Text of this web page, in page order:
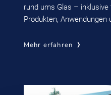
rund ums Glas –
Produkten, Anwendungen
Mehr erfahren